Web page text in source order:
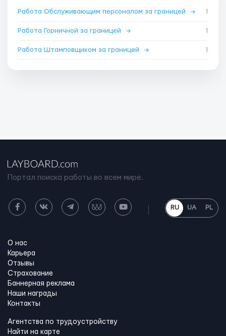
Работа Обслуживающим персоналом за границей → 1
Работа Горничной за границей → 1
Работа Штамповщиком за границей → 1
Портал поиска работы во всем мире.
RU UA PL
О нас
Карьера
Отзывы
Страхование
Баннерная реклама
Наши награды
Контакты
Агентства по трудоустройству
Найти на карте